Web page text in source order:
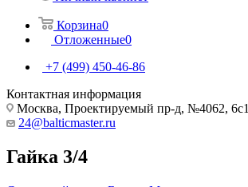
Корзина0
Отложенные0
+7 (499) 450-46-86
Контактная информация
Москва, Проектируемый пр-д, №4062, 6с1
24@balticmaster.ru
Гайка 3/4